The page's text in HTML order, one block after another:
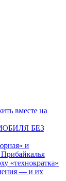
вместе на
БЕЗ
и
«технократка»
— и их